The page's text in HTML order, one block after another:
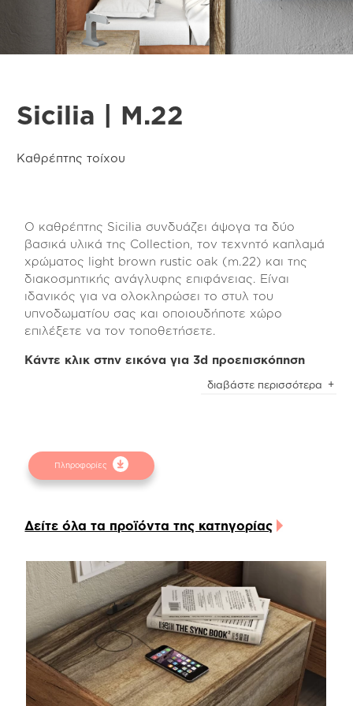
Sicilia | M.22
Καθρέπτης τοίχου
Ο καθρέπτης Sicilia συνδυάζει άψογα τα δύο
βασικά υλικά της Collection, τον τεχνητό καπλαμά
χρώματος light brown rustic oak (m.22) και της
διακοσμητικής ανάγλυφης επιφάνειας. Είναι
ιδανικός για να ολοκληρώσει το στυλ του
υπνοδωματίου σας και οποιουδήποτε χώρο
επιλέξετε να τον τοποθετήσετε.
Κάντε κλικ στην εικόνα για 3d προεπισκόπηση
Είναι ιδανική επιλογή για να συμπληρώσει και να
ράφια, για θα δημιουργήσετε ζεστές και
ταυτόχρονα χρηστικές γωνιές.
Tobacco walnut oak (m.19.1), τα οποία μπορείτε να
Επίσης, στο επισυναπτόμενο αρχείο μπορείτε να
βρείτε τις αναλυτικές διαστάσεις των προϊόντων.
Προσοχή! Ενδέχεται να υπάρχει μικρή χρωματική
απόκλιση μεταξύ των φωτογραφιών και των
φυσικών αντικειμένων. Για την καλύτερη
εξυπηρέτησή σας συμβουλευτείτε τα
δειγματολόγια στα φυσικά καταστήματα.
διαβάστε περισσότερα
Πληροφορίες
Δείτε όλα τα προϊόντα της κατηγορίας